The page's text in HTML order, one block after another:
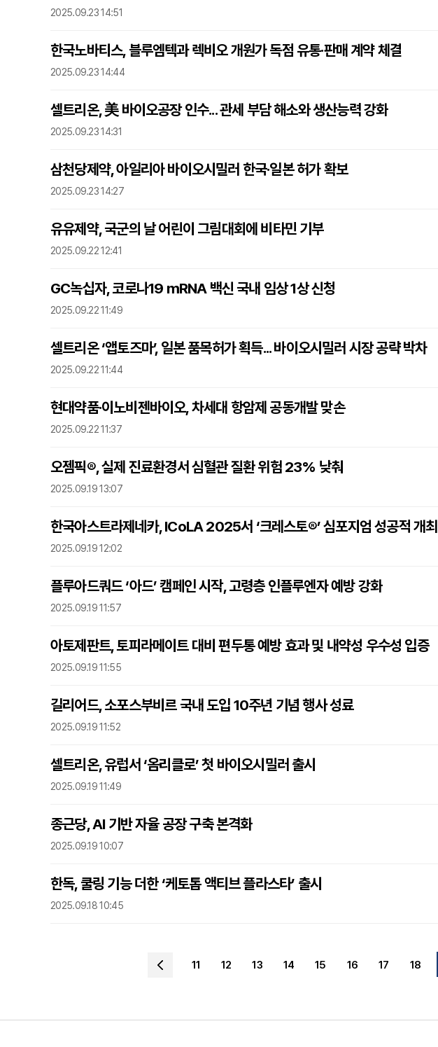
2025.09.23 14:51
한국노바티스, 블루엠텍과 렉비오 개원가 독점 유통·판매 계약 체결
2025.09.23 14:44
셀트리온, 美 바이오공장 인수... 관세 부담 해소와 생산능력 강화
2025.09.23 14:31
삼천당제약, 아일리아 바이오시밀러 한국·일본 허가 확보
2025.09.23 14:27
유유제약, 국군의 날 어린이 그림대회에 비타민 기부
2025.09.22 12:41
GC녹십자, 코로나19 mRNA 백신 국내 임상 1상 신청
2025.09.22 11:49
셀트리온 ‘앱토즈마’, 일본 품목허가 획득... 바이오시밀러 시장 공략 박차
2025.09.22 11:44
현대약품·이노비젠바이오, 차세대 항암제 공동개발 맞손
2025.09.22 11:37
오젬픽®, 실제 진료환경서 심혈관 질환 위험 23% 낮춰
2025.09.19 13:07
한국아스트라제네카, ICoLA 2025서 ‘크레스토®’ 심포지엄 성공적 개최
2025.09.19 12:02
플루아드쿼드 ‘아드’ 캠페인 시작, 고령층 인플루엔자 예방 강화
2025.09.19 11:57
아토제판트, 토피라메이트 대비 편두통 예방 효과 및 내약성 우수성 입증
2025.09.19 11:55
길리어드, 소포스부비르 국내 도입 10주년 기념 행사 성료
2025.09.19 11:52
셀트리온, 유럽서 ‘옴리클로’ 첫 바이오시밀러 출시
2025.09.19 11:49
종근당, AI 기반 자율 공장 구축 본격화
2025.09.19 10:07
한독, 쿨링 기능 더한 ‘케토톱 액티브 플라스타’ 출시
2025.09.18 10:45
11 12 13 14 15 16 17 18